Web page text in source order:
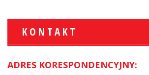
KONTAKT
ADRES KORESPONDENCYJNY: